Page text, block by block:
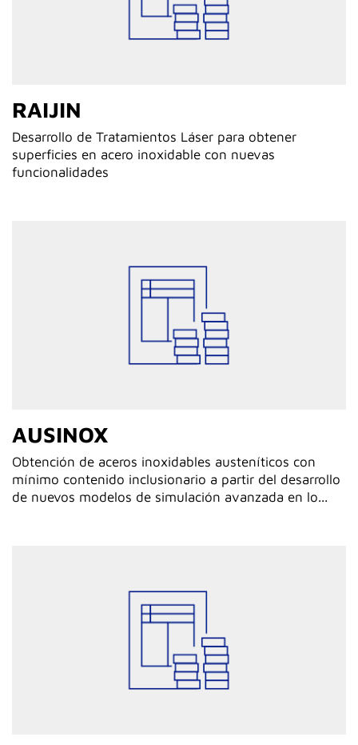
RAIJIN
Desarrollo de Tratamientos Láser para obtener
superficies en acero inoxidable con nuevas
funcionalidades
AUSINOX
Obtención de aceros inoxidables austeníticos con
mínimo contenido inclusionario a partir del desarrollo
de nuevos modelos de simulación avanzada en lo...